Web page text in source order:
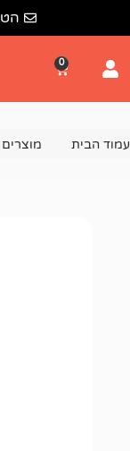
הטבה מחכה לכם
לדגים